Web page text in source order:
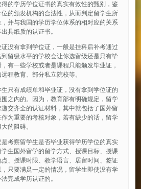
的学历学位证书的真实有效性的甄别，鉴
的颁发机构的合法性，从而判定留学生所
并与我国的学历学位体系的相对应的关系
具纸质的认证书。
没有拿到学位证，一般是挂科后补考通过
留级水平的学校会让你选留级还是只有毕
有一些学校或者是课程只能颁发毕业证，
程教育、部分私立院校等。
只有成绩单和毕业证，没有拿到学位证的
之内的。因为，教育部有明确规定，留学
交齐全的认证材料，其中就包括了国外留
为重要的考核对象，若有缺少的话，留学
的阻碍。
考察留学生是否毕业获得学历学位的真实
生国外留学的留学方式、授课目标、授课
、授课时限、教学语言、居留时间、签证
只要满足一定的情况，留学生即使没有学
完成学历认证的。